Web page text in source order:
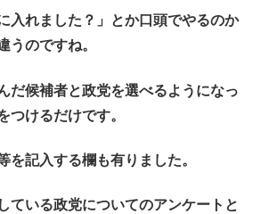
入れました？」とか口頭でやるのか
うのですね。
だ候補者と政党を選べるようになっ
つけるだけです。
を記入する欄も有りました。
ている政党についてのアンケートと